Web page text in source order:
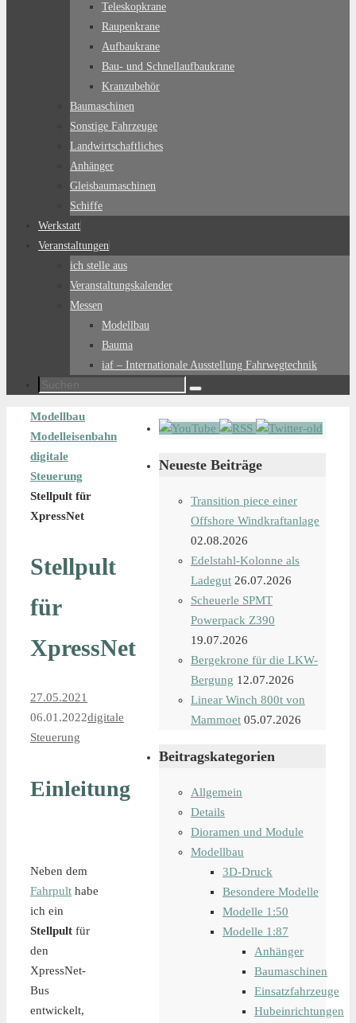
Teleskopkrane
Raupenkrane
Aufbaukrane
Bau- und Schnellaufbaukrane
Kranzubehör
Baumaschinen
Sonstige Fahrzeuge
Landwirtschaftliches
Anhänger
Gleisbaumaschinen
Schiffe
Werkstatt
Veranstaltungen
ich stelle aus
Veranstaltungskalender
Messen
Modellbau
Bauma
iaf – Internationale Ausstellung Fahrwegtechnik
Suchen
Suchen
Start
Modellbau
Modelleisenbahn
digitale
Steuerung
Stellpult für
XpressNet
Stellpult
für
XpressNet
27.05.2021
06.01.2022digitale
Steuerung
Einleitung
Neben dem
Fahrpult habe
ich ein
Stellpult für
den
XpressNet-
Bus
entwickelt,
Neueste Beiträge
Transition piece einer
Offshore Windkraftanlage
02.08.2026
Edelstahl-Kolonne als
Ladegut 26.07.2026
Scheuerle SPMT
Powerpack Z390
19.07.2026
Bergekrone für die LKW-
Bergung 12.07.2026
Linear Winch 800t von
Mammoet 05.07.2026
Beitragskategorien
Allgemein
Details
Dioramen und Module
Modellbau
3D-Druck
Besondere Modelle
Modelle 1:50
Modelle 1:87
Anhänger
Baumaschinen
Einsatzfahrzeuge
Hubeinrichtungen